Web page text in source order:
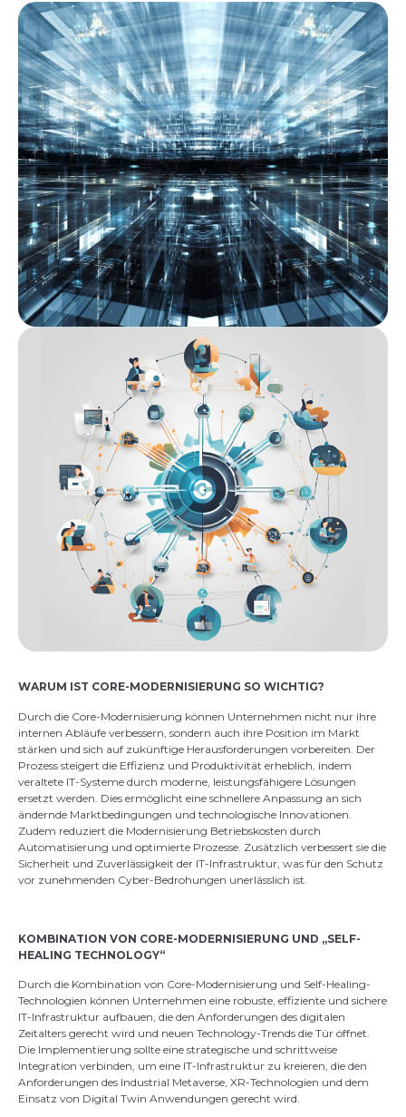
WARUM IST CORE-MODERNISIERUNG SO WICHTIG?
Durch die Core-Modernisierung können Unternehmen nicht nur ihre
internen Abläufe verbessern, sondern auch ihre Position im Markt
stärken und sich auf zukünftige Herausforderungen vorbereiten. Der
Prozess steigert die Effizienz und Produktivität erheblich, indem
veraltete IT-Systeme durch moderne, leistungsfähigere Lösungen
ersetzt werden. Dies ermöglicht eine schnellere Anpassung an sich
ändernde Marktbedingungen und technologische Innovationen.
Zudem reduziert die Modernisierung Betriebskosten durch
Automatisierung und optimierte Prozesse. Zusätzlich verbessert sie die
Sicherheit und Zuverlässigkeit der IT-Infrastruktur, was für den Schutz
vor zunehmenden Cyber-Bedrohungen unerlässlich ist.
KOMBINATION VON CORE-MODERNISIERUNG UND „SELF-
HEALING TECHNOLOGY“
Durch die Kombination von Core-Modernisierung und Self-Healing-
Technologien können Unternehmen eine robuste, effiziente und sichere
IT-Infrastruktur aufbauen, die den Anforderungen des digitalen
Zeitalters gerecht wird und neuen Technology-Trends die Tür öffnet.
Die Implementierung sollte eine strategische und schrittweise
Integration verbinden, um eine IT-Infrastruktur zu kreieren, die den
Anforderungen des Industrial Metaverse, XR-Technologien und dem
Einsatz von Digital Twin Anwendungen gerecht wird.